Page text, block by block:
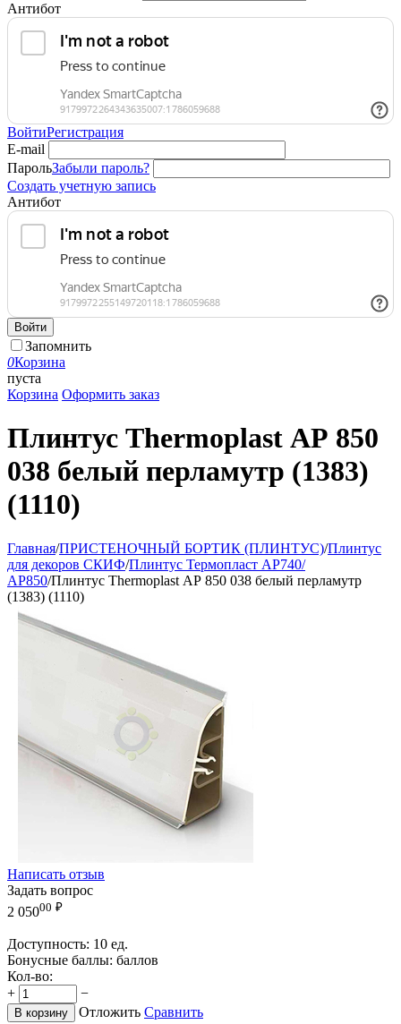
Антибот
ВойтиРегистрация
E-mail
ПарольЗабыли пароль?
Создать учетную запись
Антибот
Войти
Запомнить
0Корзина
пуста
Корзина Оформить заказ
Плинтус Thermoplast АР 850
038 белый перламутр (1383)
(1110)
Главная/ПРИСТЕНОЧНЫЙ БОРТИК (ПЛИНТУС)/Плинтус
для декоров СКИФ/Плинтус Термопласт АР740/
АР850/Плинтус Thermoplast АР 850 038 белый перламутр
(1383) (1110)
Написать отзыв
Задать вопрос
2 05000 ₽
Доступность: 10 ед.
Бонусные баллы: баллов
Кол-во:
+
−
В корзину Отложить Сравнить